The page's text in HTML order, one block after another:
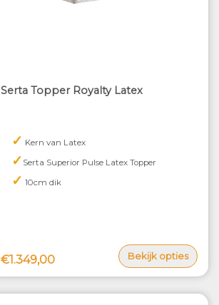
Serta Topper Royalty Latex
✓ Kern van Latex
✓ Serta Superior Pulse Latex Topper
✓ 10cm dik
€1.349,00 Bekijk opties